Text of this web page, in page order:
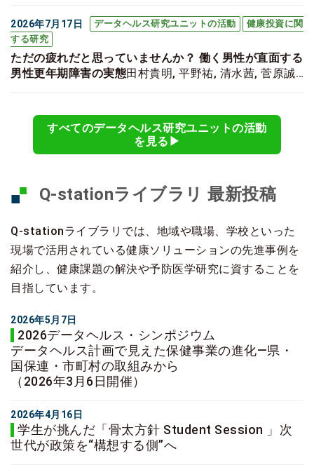
COVID-19 pandemic: financial implications for
Japanese health insurance system. Health
economics review. 2026;16(1):51.
2026年7月17日 データヘルス研究ユニットの活動
健康投資に関
する研究
ただの疲れだと思っていませんか？ 働く男性が直面する
男性更年期障害の実態田村貴明, 平野祐, 清水茜, 菅原誠
ティーイズムに関するパイロット調査. 産業衛生学雑誌.
2026;advpub:2025-026-E.
すべてのデータヘルス研究ユニットの活動
を見る▶︎
Q-stationライブラリ 最新投稿
Q-stationライブラリでは、地域や職場、学校といった
現場で活用されている健康ソリューションの先進事例を
紹介し、健康課題の解決や予防医学研究に資することを
目指しています。
2026年5月7日
2026データヘルス・シンポジウム
データヘルス計画で見えた保健事業の進化―県・
国保連・市町村の取組みから
（2026年3月6日開催）
2026年4月16日
学生が挑んだ「骨太方針 Student Session 」次
世代が政策を“構想する側”へ